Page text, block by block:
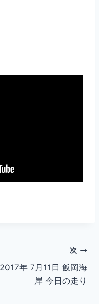
次
2017年 7月11日 飯岡海
岸 今日の走り